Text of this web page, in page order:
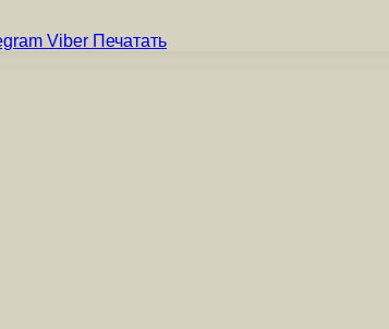
Viber Печатать